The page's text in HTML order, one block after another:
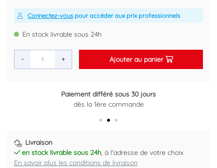
Connectez-vous pour accéder aux prix professionnels
En stock livrable sous 24h
- + Ajouter au panier
Paiement différé sous 30 jours
dès la 1ère commande
Retour gratuit sous 14 jours
Plus d'informations ici
Livraison
en stock livrable sous 24h, à l'adresse de votre choix
En savoir plus les conditions de livraison